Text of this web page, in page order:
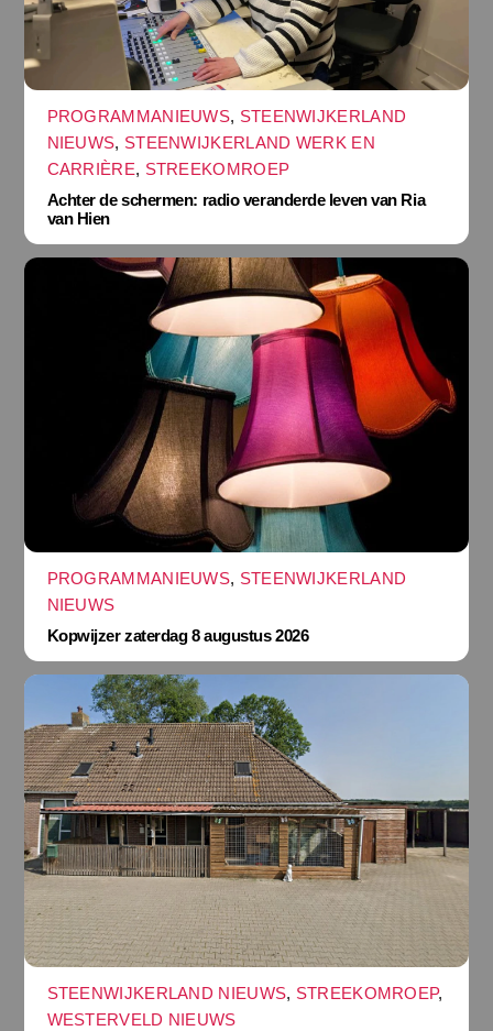
PROGRAMMANIEUWS, STEENWIJKERLAND
NIEUWS, STEENWIJKERLAND WERK EN
CARRIÈRE, STREEKOMROEP
Achter de schermen: radio veranderde leven van Ria
van Hien
PROGRAMMANIEUWS, STEENWIJKERLAND
NIEUWS
Kopwijzer zaterdag 8 augustus 2026
STEENWIJKERLAND NIEUWS, STREEKOMROEP,
WESTERVELD NIEUWS